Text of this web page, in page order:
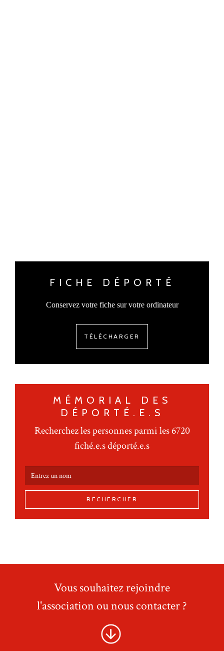
FICHE DÉPORTÉ
Conservez votre fiche sur votre ordinateur
TÉLÉCHARGER
MÉMORIAL DES
DÉPORTÉ.E.S
Recherchez les personnes parmi les 6720
fiché.e.s déporté.e.s
RECHERCHER
Vous souhaitez rejoindre
l'association ou nous contacter ?